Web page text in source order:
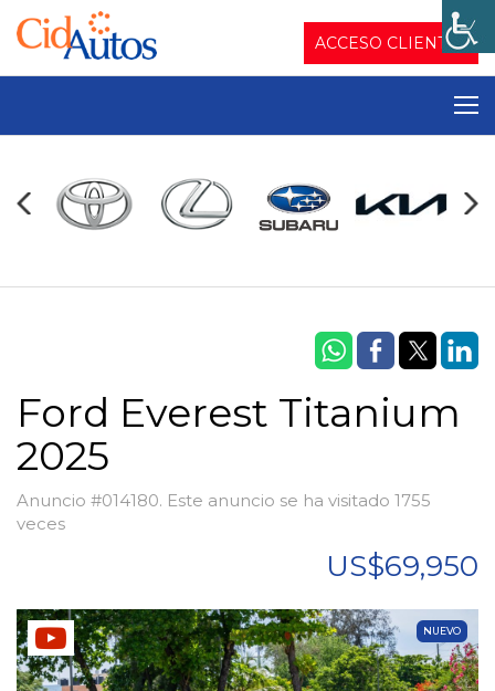
ACCESO CLIENTES
Ford Everest Titanium
2025
Anuncio #014180. Este anuncio se ha visitado 1755
veces
US$69,950
NUEVO